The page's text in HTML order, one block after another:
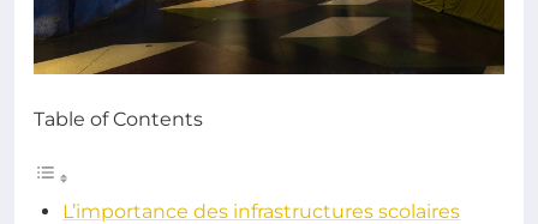
Table of Contents
L’importance des infrastructures scolaires